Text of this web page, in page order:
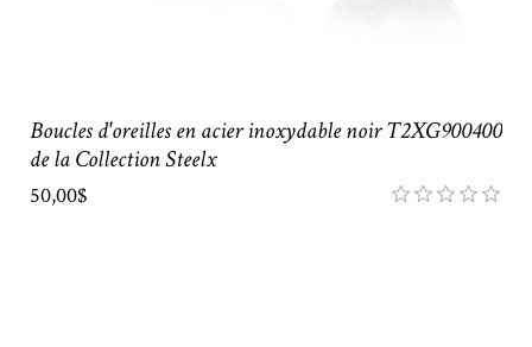
Boucles d'oreilles en acier inoxydable noir T2XG900400
de la Collection Steelx
50,00$